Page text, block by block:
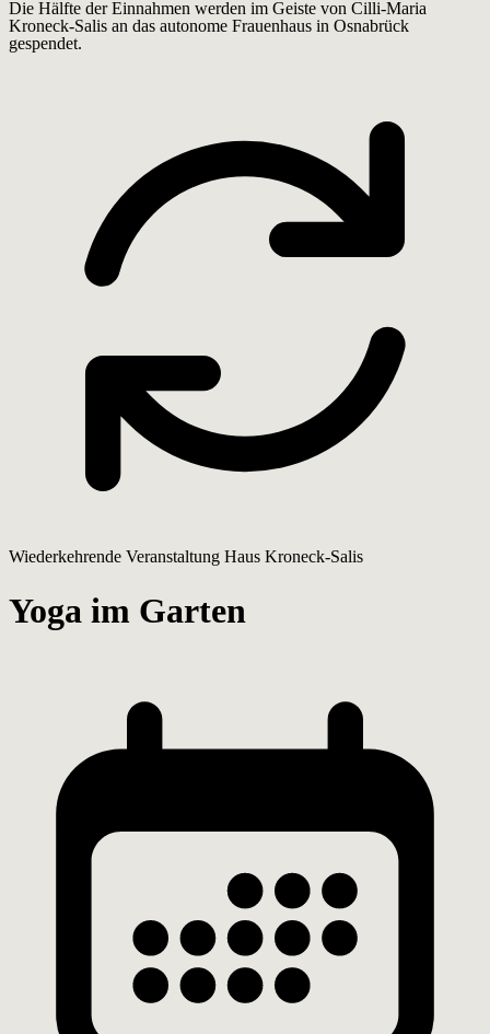
Die Hälfte der Einnahmen werden im Geiste von Cilli-Maria
Kroneck-Salis an das autonome Frauenhaus in Osnabrück
gespendet.
Wiederkehrende Veranstaltung Haus Kroneck-Salis
Yoga im Garten